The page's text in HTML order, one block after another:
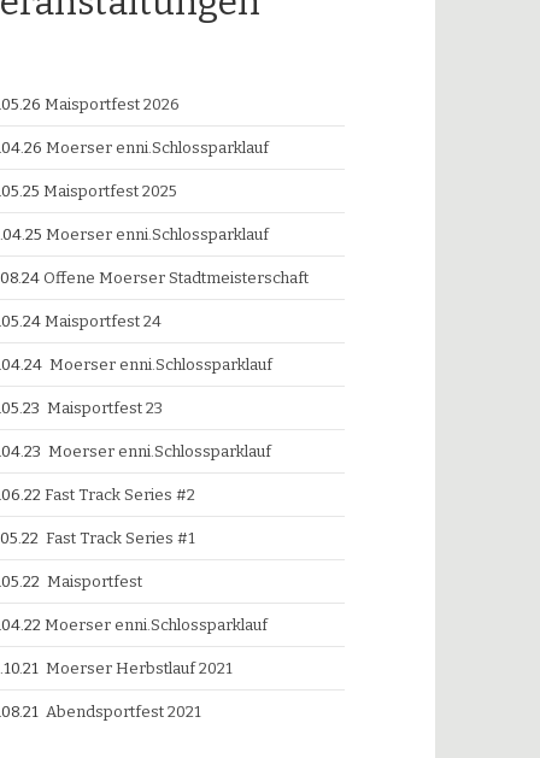
Maisportfest 2026
Moerser enni.Schlossparklauf
Maisportfest 2025
Moerser enni.Schlossparklauf
Offene Moerser Stadtmeisterschaft
Maisportfest 24
Moerser enni.Schlossparklauf
Maisportfest 23
Moerser enni.Schlossparklauf
Fast Track Series #2
Fast Track Series #1
Maisportfest
Moerser enni.Schlossparklauf
Moerser Herbstlauf 2021
Abendsportfest 2021